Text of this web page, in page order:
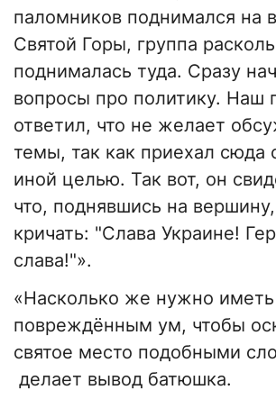
паломников поднимался на
Святой Горы, группа
поднималась туда. Сразу
вопросы про политику. Наш
ответил, что не желает
темы, так как приехал сюда
иной целью. Так вот, он
что, поднявшись на
кричать: "Слава Украине!
слава!"».
«Насколько же нужно иметь
повреждённым ум, чтобы
святое место подобными
делает вывод батюшка.